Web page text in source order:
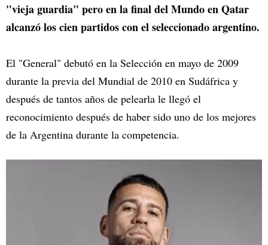
"vieja guardia" pero en la final del Mundo en Qatar
alcanzó los cien partidos con el seleccionado argentino.
El "General" debutó en la Selección en mayo de 2009
durante la previa del Mundial de 2010 en Sudáfrica y
después de tantos años de pelearla le llegó el
reconocimiento después de haber sido uno de los mejores
de la Argentina durante la competencia.